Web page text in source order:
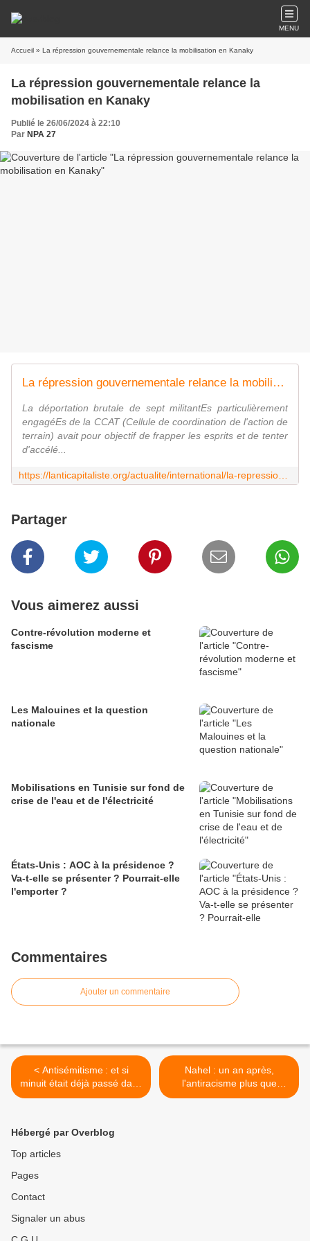
MENU
Accueil » La répression gouvernementale relance la mobilisation en Kanaky
La répression gouvernementale relance la
mobilisation en Kanaky
Publié le 26/06/2024 à 22:10
Par NPA 27
La répression gouvernementale relance la mobilisation en Kanaky
La déportation brutale de sept militantEs particulièrement
engagéEs de la CCAT (Cellule de coordination de l'action de
terrain) avait pour objectif de frapper les esprits et de tenter
d'accélé...
Partager
Vous aimerez aussi
Contre-révolution moderne et
fascisme
Les Malouines et la question
nationale
Mobilisations en Tunisie sur fond de
crise de l'eau et de l'électricité
États-Unis : AOC à la présidence ?
Va-t-elle se présenter ? Pourrait-elle
l'emporter ?
Commentaires
Ajouter un commentaire
< Antisémitisme : et si
minuit était déjà passé dans
le siècle ?
Nahel : un an après,
l'antiracisme plus que
jamais nécessaire >
Hébergé par Overblog
Top articles
Pages
Contact
Signaler un abus